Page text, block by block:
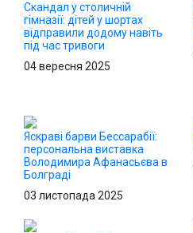
Скандал у столичній
гімназії: дітей у шортах
відправили додому навіть
під час тривоги
04 вересня 2025
Яскраві барви Бессарабії:
персональна виставка
Володимира Афанасьєва в
Болграді
03 листопада 2025